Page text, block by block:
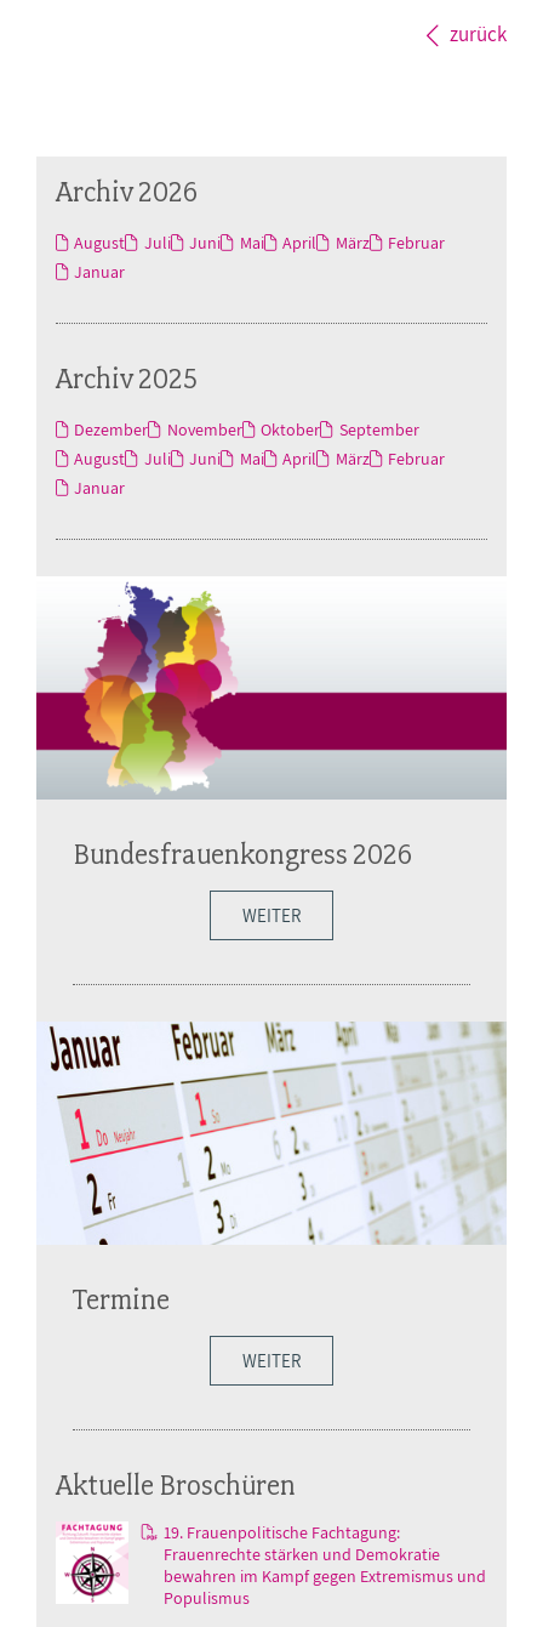
zurück
Archiv 2026
August Juli Juni Mai April März
Februar
Januar
Archiv 2025
Dezember November Oktober
September
August
Juli Juni Mai April März
Februar
Januar
Bundesfrauenkongress 2026
WEITER
Termine
WEITER
Aktuelle Broschüren
19. Frauenpolitische Fachtagung:
Frauenrechte stärken und Demokratie
bewahren im Kampf gegen Extremismus und
Populismus